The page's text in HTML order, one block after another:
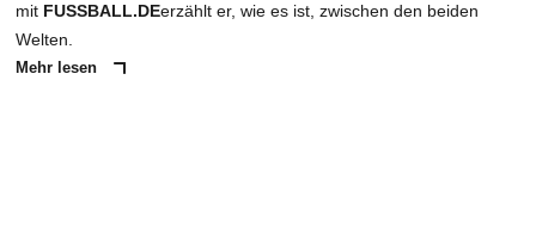
mit FUSSBALL.DEerzählt er, wie es ist, zwischen den beiden
Welten.
Mehr lesen